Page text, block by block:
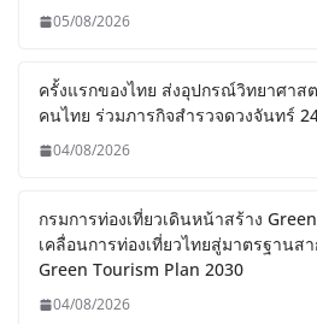
05/08/2026
ครั้งแรกของไทย ส่งอุปกรณ์วิทยาศาสต
คนไทย ร่วมภารกิจสำรวจดวงจันทร์
04/08/2026
กรมการท่องเที่ยวเดินหน้าสร้าง
เคลื่อนการท่องเที่ยวไทยสู่มาตรฐานส
Green Tourism Plan 2030
04/08/2026